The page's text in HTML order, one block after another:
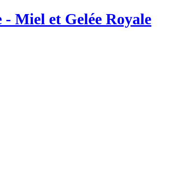
Miel et Gelée Royale